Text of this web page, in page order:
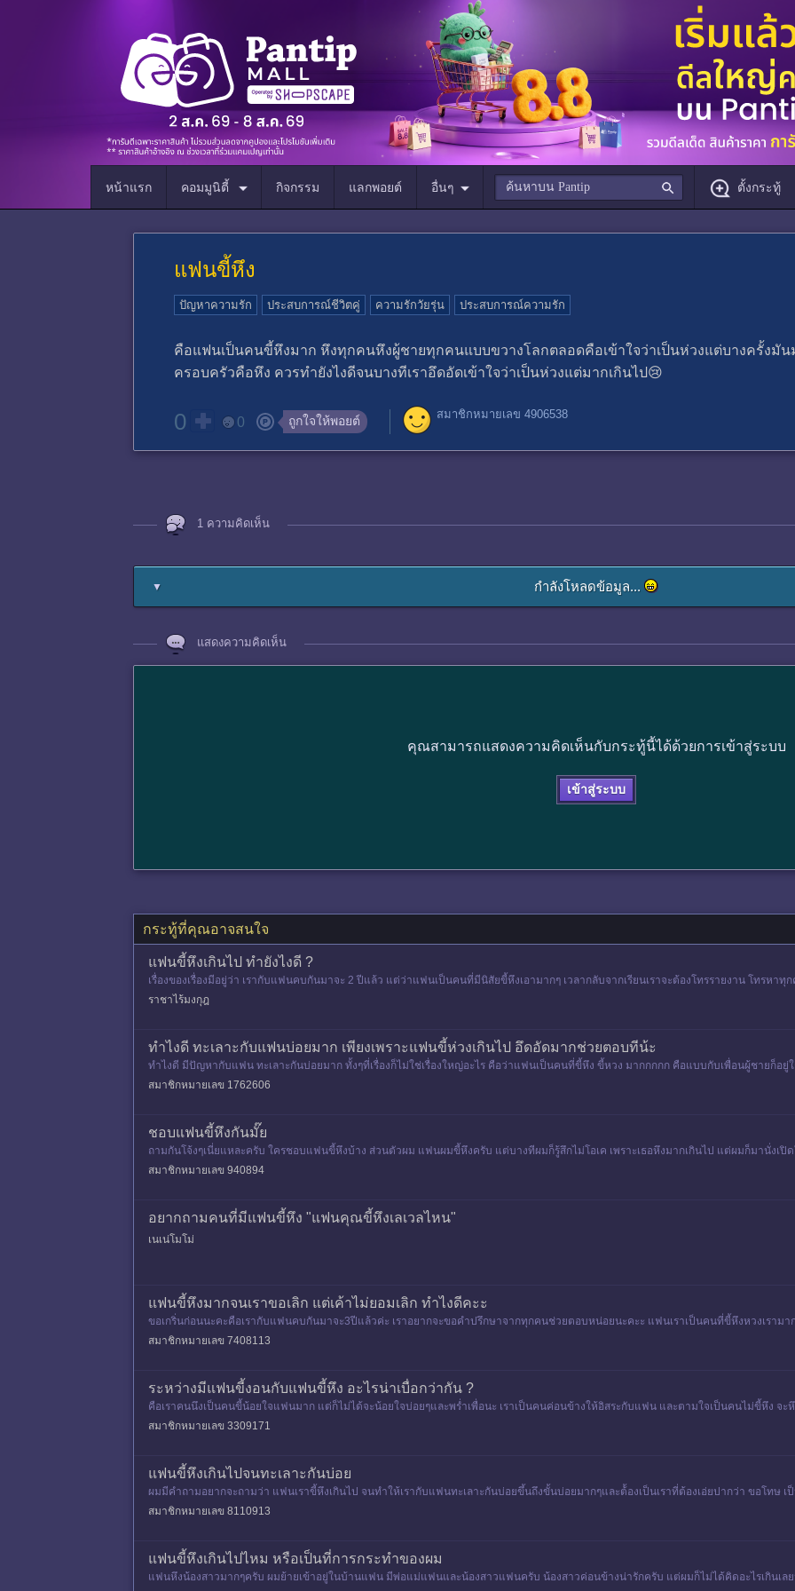
หน้าแรก คอมมูนิตี้ กิจกรรม แลกพอยต์ อื่นๆ ตั้งกระทู้
แฟนขี้หึง
ปัญหาความรัก ประสบการณ์ชีวิตคู่ ความรักวัยรุ่น ประสบการณ์ความรัก
คือแฟนเป็นคนขี้หึงมาก หึงทุกคนหึงผู้ชายทุกคนแบบขวางโลกตลอดคือเข้าใจว่าเป็นห่วงแต่บางครั้งมั
ครอบครัวคือหึง ควรทำยังไงดีจนบางทีเราอึดอัดเข้าใจว่าเป็นห่วงแต่มากเกินไป😢
0 0 ถูกใจให้พอยต์ สมาชิกหมายเลข 4906538
1 ความคิดเห็น
▼ กำลังโหลดข้อมูล...
แสดงความคิดเห็น
คุณสามารถแสดงความคิดเห็นกับกระทู้นี้ได้ด้วยการเข้าสู่ระบบ
เข้าสู่ระบบ
กระทู้ที่คุณอาจสนใจ
แฟนขี้หึงเกินไป ทำยังไงดี ?
เรื่องของเรื่องมีอยู่ว่า เรากับแฟนคบกันมาจะ 2 ปีแล้ว แต่ว่าแฟนเป็นคนที่มีนิสัยขี้หึงเอามากๆ เวลากลับจากเรียนเราจะต้องโทรรายงาน โทรหาทุ
ปซะทุกอย่าง
ราชาไร้มงกุฎ
ทำไงดี ทะเลาะกับแฟนบ่อยมาก เพียงเพราะแฟนขี้ห่วงเกินไป อึดอัดมากช่วยตอบทีน้ะ
ทำไงดี มีปัญหากับแฟน ทะเลาะกันบ่อยมาก ทั้งๆที่เรื่องก็ไม่ใช่เรื่องใหญ่อะไร คือว่าแฟนเป็นคนที่ขี้หึง ขี้หวง มากกกกก คือแบบกับเพื่อนผู้ชายก็อยู่
สมาชิกหมายเลข 1762606
ชอบแฟนขี้หึงกันมั๊ย
ถามกันโจ้งๆเนี่ยแหละครับ ใครชอบแฟนขี้หึงบ้าง ส่วนตัวผม แฟนผมขี้หึงครับ แต่บางทีผมก็รู้สึกไม่โอเค เพราะเธอหึงมากเกินไป แต่ผมก็มานั่งเ
นื้อ ผมเลยค
สมาชิกหมายเลข 940894
อยากถามคนที่มีแฟนขี้หึง "แฟนคุณขี้หึงเลเวลไหน"
เนเน่โมโม่
แฟนขี้หึงมากจนเราขอเลิก แต่เค้าไม่ยอมเลิก ทำไงดีคะะ
ขอเกริ่นก่อนนะคะคือเรากับแฟนคบกันมาจะ3ปีแล้วค่ะ เราอยากจะขอคำปรึกษาจากทุกคนช่วยตอบหน่อยนะคะะ แฟนเราเป็นคนที่ขี้หึงหวงเราม
กหมดเลย ทั้งที่เป็นเพื่อนเราเค
สมาชิกหมายเลข 7408113
ระหว่างมีแฟนขี้งอนกับแฟนขี้หึง อะไรน่าเบื่อกว่ากัน ?
คือเราคนนึงเป็นคนขี้น้อยใจแฟนมาก แต่ก็ไม่ได้จะน้อยใจบ่อยๆและพร่ำเพื่อนะ เราเป็นคนค่อนข้างให้อิสระกับแฟน และตามใจเป็นคนไม่ขี้หึง จะ
กคู่อื่นๆเค้
สมาชิกหมายเลข 3309171
แฟนขี้หึงเกินไปจนทะเลาะกันบ่อย
ผมมีคำถามอยากจะถามว่า แฟนเราขี้หึงเกินไป จนทำให้เรากับแฟนทะเลาะกันบ่อยขึ้นถึงขั้นบ่อยมากๆและต้้้องเป็นเราที่ต้องเอ่ยปากว่า ขอโทษ
ตลอดทั้งวันผมควรจะทำ
สมาชิกหมายเลข 8110913
แฟนขี้หึงเกินไปไหม หรือเป็นที่การกระทำของผม
แฟนหึงน้องสาวมากๆครับ ผมย้ายเข้าอยู่ในบ้านแฟน มีพ่อแม่แฟนและน้องสาวแฟนครับ น้องสาวค่อนข้างน่ารักครับ แต่ผมก็ไม่ได้คิดอะไรเกินเล